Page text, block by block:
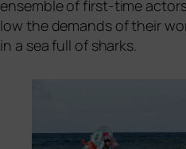
ensem­ble of first-time
low the demands of their
in a sea full of sharks.